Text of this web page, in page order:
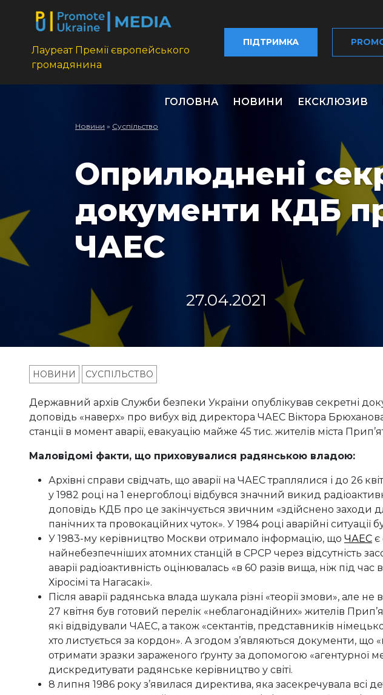
Лауреат Премії європейського
громадянина
ПІДТРИМКА
ГОЛОВНА НОВИНИ ЕКСКЛЮЗИВ
Новини » Суспільство
Оприлюднені
документи КДБ
ЧАЕС
27.04.2021
НОВИНИ СУСПІЛЬСТВО
Державний архів Служби безпеки України опублікував секретні
доповідь «наверх» про вибух від директора ЧАЕС Віктора
станції в момент аварії, евакуацію майже 45 тис. жителів міста
М аловідомі факти, що приховувалися радянською владою:
Архівні справи свідчать, що аварії на ЧАЕС траплялися і до 26
у 1982 році на 1 енергоблоці відбувся значний викид
доповідь КДБ про це закінчується звичним «здійснено заходи
панічних та провокаційних чуток». У 1984 році аварійні ситуації
У 1983-му керівництво Москви отримало інформацію, що ЧАЕС є
найнебезпечніших атомних станцій в СРСР через відсутність
аварії радіоактивність оцінювалась «в 60 разів вища, ніж під
Хіросімі та Нагасакі».
Після аварії радянська влада шукала різні «теорії змови», але
27 квітня був готовий перелік «неблагонадійних» жителів
які відвідували ЧАЕС, а також «сектантів, представників
хто листується за кордон». А згодом з’являються документи, що
отримати зразки зараженого ґрунту за допомогою «агентурної
дискредитувати радянське керівництво у світі.
8 липня 1986 року з’явилася директива, яка засекречувала всі